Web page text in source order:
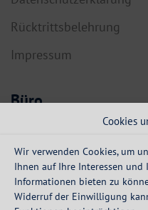
Cookies
Wir verwenden Cookies, um
Ihnen auf Ihre Interessen
Informationen bieten zu
Widerruf der Einwilligung
Rücktrittsbelehrung
Impressum
Büro
Dorf 55a
info@expresskredit.at
MO-DO: